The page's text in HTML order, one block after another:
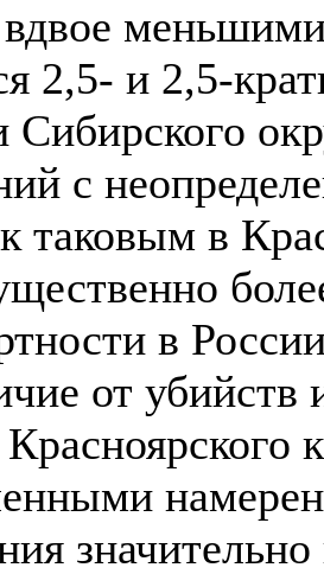
вдвое
2,5- и 2,5-
Сибирского
с
таковым в
в
от убийств